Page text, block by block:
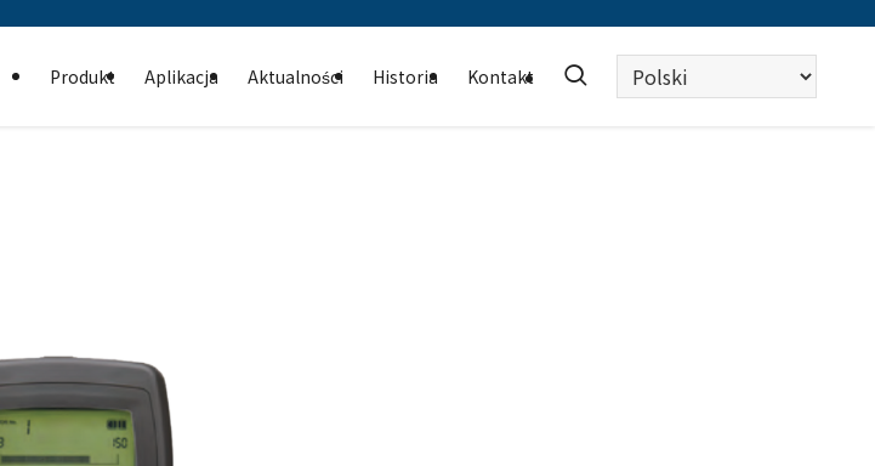
Produkt Aplikacja Aktualności Historia Kontakt
Wybierz
język